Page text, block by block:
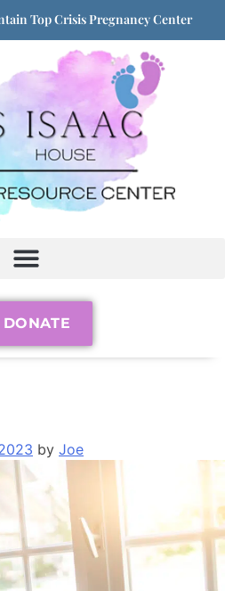
Top Crisis Pregnancy Center
DONATE
by Joe